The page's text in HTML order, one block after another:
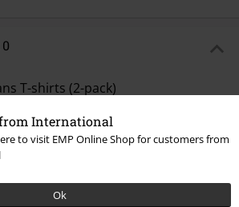
International
to visit EMP Online Shop for customers from
Ok
T-shirts (2-pack)